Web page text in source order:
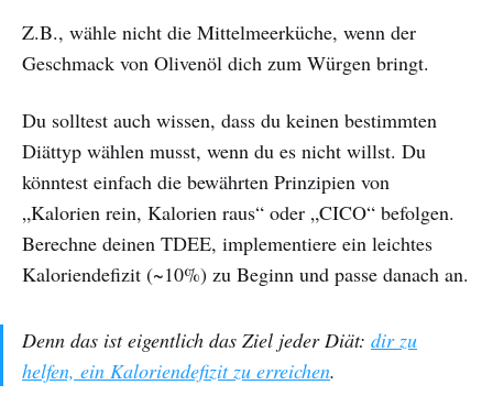
Z.B., wähle nicht die Mittelmeerküche, wenn der
Geschmack von Olivenöl dich zum Würgen bringt.
Du solltest auch wissen, dass du keinen bestimmten
Diättyp wählen musst, wenn du es nicht willst. Du
könntest einfach die bewährten Prinzipien von
„Kalorien rein, Kalorien raus“ oder „CICO“ befolgen.
Berechne deinen TDEE, implementiere ein leichtes
Kaloriendefizit (~10%) zu Beginn und passe danach an.
Denn das ist eigentlich das Ziel jeder Diät: dir zu
helfen, ein Kaloriendefizit zu erreichen.